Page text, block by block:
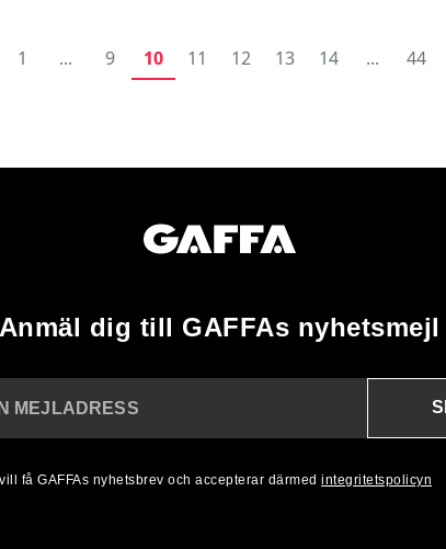
1 ... 9 10 11 12 13 14 ... 44
Anmäl dig till GAFFAs nyhetsmejl
MEJLADRESS
få GAFFAs nyhetsbrev och accepterar därmed integritetspolicyn